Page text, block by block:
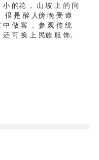
的花 ， 山 坡 上 的 间
很 是 醉 人傍 晚 受 邀
中 做 客 ， 参 观 传 统
可 换 上 民族 服 饰。